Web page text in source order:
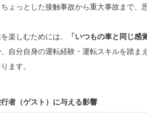
ちょっとした接触事故から重大事故まで、
楽しむためには、 「いつもの車と同じ感
自分自身の運転経験・運転スキルを踏ま
ます。
者（ゲスト）に与える影響